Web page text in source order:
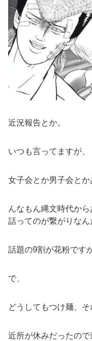
近況報告とか。
いつも言ってますが、
女子会とか男子会とか
んなもん縄文時代か
話ってのが繋がりなん
話題の9割が花粉です
で、
どうしてもつけ麺、そ
近所が休みだったので